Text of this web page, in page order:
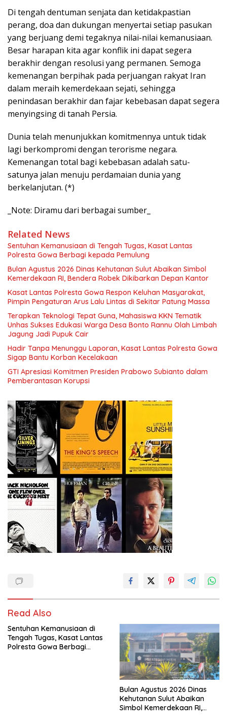
Di tengah dentuman senjata dan ketidakpastian
perang, doa dan dukungan menyertai setiap pasukan
yang berjuang demi tegaknya nilai-nilai kemanusiaan.
Besar harapan kita agar konflik ini dapat segera
berakhir dengan resolusi yang permanen. Semoga
kemenangan berpihak pada perjuangan rakyat Iran
dalam meraih kemerdekaan sejati, sehingga
penindasan berakhir dan fajar kebebasan dapat segera
menyingsing di tanah Persia.
Dunia telah menunjukkan komitmennya untuk tidak
lagi berkompromi dengan terorisme negara.
Kemenangan total bagi kebebasan adalah satu-
satunya jalan menuju perdamaian dunia yang
berkelanjutan. (*)
_Note: Diramu dari berbagai sumber_
Related News
Sentuhan Kemanusiaan di Tengah Tugas, Kasat Lantas
Polresta Gowa Berbagi kepada Pemulung
Bulan Agustus 2026 Dinas Kehutanan Sulut Abaikan Simbol
Kemerdekaan RI, Bendera Robek Dikibarkan Depan Kantor
Kasat Lantas Polresta Gowa Respon Keluhan Masyarakat,
Pimpin Pengaturan Arus Lalu Lintas di Sekitar Patung Massa
Terapkan Teknologi Tepat Guna, Mahasiswa KKN Tematik
Unhas Sukses Edukasi Warga Desa Bonto Rannu Olah Limbah
Jagung Jadi Pupuk Cair
Hadir Tanpa Menunggu Laporan, Kasat Lantas Polresta Gowa
Sigap Bantu Korban Kecelakaan
GTI Apresiasi Komitmen Presiden Prabowo Subianto dalam
Pemberantasan Korupsi
Read Also
Sentuhan Kemanusiaan di
Tengah Tugas, Kasat Lantas
Polresta Gowa Berbagi
Bulan Agustus 2026 Dinas
Kehutanan Sulut Abaikan
Simbol Kemerdekaan RI,